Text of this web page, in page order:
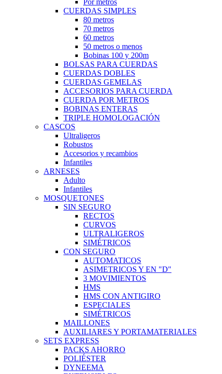
Por metros
CUERDAS SIMPLES
80 metros
70 metros
60 metros
50 metros o menos
Bobinas 100 y 200m
BOLSAS PARA CUERDAS
CUERDAS DOBLES
CUERDAS GEMELAS
ACCESORIOS PARA CUERDA
CUERDA POR METROS
BOBINAS ENTERAS
TRIPLE HOMOLOGACIÓN
CASCOS
Ultraligeros
Robustos
Accesorios y recambios
Infantiles
ARNESES
Adulto
Infantiles
MOSQUETONES
SIN SEGURO
RECTOS
CURVOS
ULTRALIGEROS
SIMÉTRICOS
CON SEGURO
AUTOMATICOS
ASIMETRICOS Y EN "D"
3 MOVIMIENTOS
HMS
HMS CON ANTIGIRO
ESPECIALES
SIMÉTRICOS
MAILLONES
AUXILIARES Y PORTAMATERIALES
SETS EXPRESS
PACKS AHORRO
POLIÉSTER
DYNEEMA